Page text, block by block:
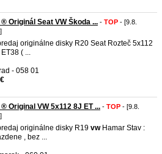
®️ Originál Seat VW Škoda ... - TOP - [9.8.
originálne disky R20 Seat Rozteč 5x112
( ...
- 058 01
®️ Original VW 5x112 8J ET ... - TOP - [9.8.
originálne disky R19 vwHamar Stav :
, bez ...